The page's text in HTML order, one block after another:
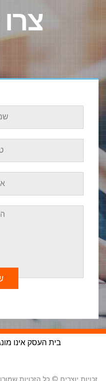
בית העסק אינו
זכויות יוצרים © כל הזכויות